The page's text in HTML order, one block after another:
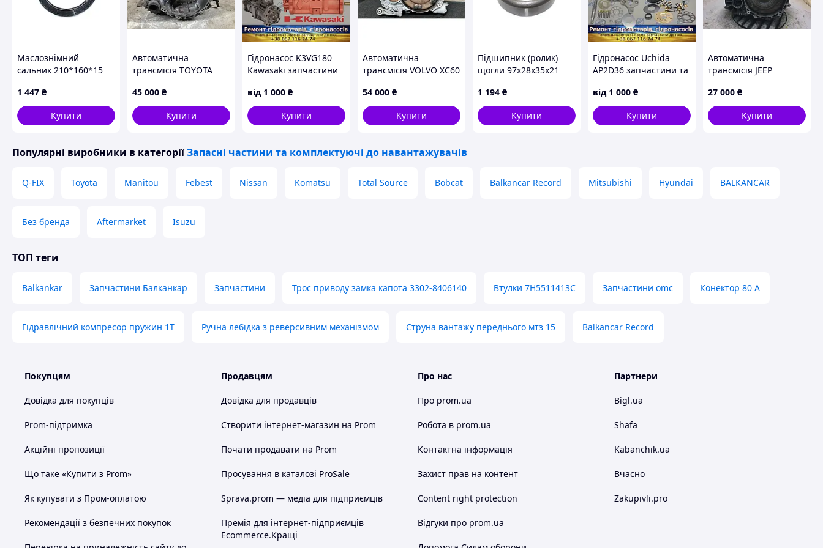
Маслознімний
сальник 210*160*15
навантажувача Linde
0029623914
1 447 ₴
Купити
Автоматична
трансмісія TOYOTA
3050006031
45 000 ₴
Купити
Гідронасос K3VG180
Kawasaki запчастини
від 1 000 ₴
Купити
Автоматична
трансмісія VOLVO XC60
54 000 ₴
Купити
Підшипник (ролик)
щогли 97х28x35x21
навантажувача Nissan
59117-00H00
1 194 ₴
Купити
Гідронасос Uchida
AP2D36 запчастини та
від 1 000 ₴
Купити
Автоматична
трансмісія JEEP
68257270AA
27 000 ₴
Купити
Популярні виробники в категоріїЗапасні частини та комплектуючі до навантажувачів
Q-FIX Toyota Manitou Febest Nissan Komatsu Total Source Bobcat Balkancar Record Mitsubishi Hyundai BALKANCAR
Без бренда Aftermarket Isuzu
ТОП теги
Balkankar Запчастини Балканкар Запчастини Трос приводу замка капота 3302-8406140 Втулки 7H5511413C Запчастини omc Конектор 80 А
Гідравлічний компресор пружин 1T Ручна лебідка з реверсивним механізмом Струна вантажу переднього мтз 15 Balkancar Record
Покупцям
Довідка для покупців
Prom-підтримка
Акційні пропозиції
Що таке «Купити з Prom»
Як купувати з Пром-оплатою
Рекомендації з безпечних покупок
Продавцям
Довідка для продавців
Створити інтернет-магазин на Prom
Почати продавати на Prom
Просування в каталозі ProSale
Sprava.prom — медіа для підприємців
Премія для інтернет-підприємців
Ecommerce.Кращі
Про нас
Про prom.ua
Робота в prom.ua
Контактна інформація
Захист прав на контент
Content right protection
Відгуки про prom.ua
Партнери
Bigl.ua
Shafa
Kabanchik.ua
Вчасно
Zakupivli.pro